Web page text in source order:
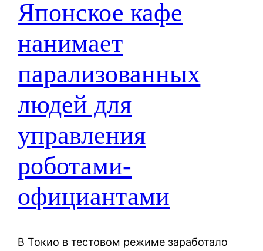
Японское кафе
нанимает
парализованных
людей для
управления
роботами-
официантами
В Токио в тестовом режиме заработало